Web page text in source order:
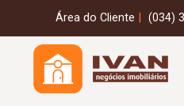
Área do Cliente (034)